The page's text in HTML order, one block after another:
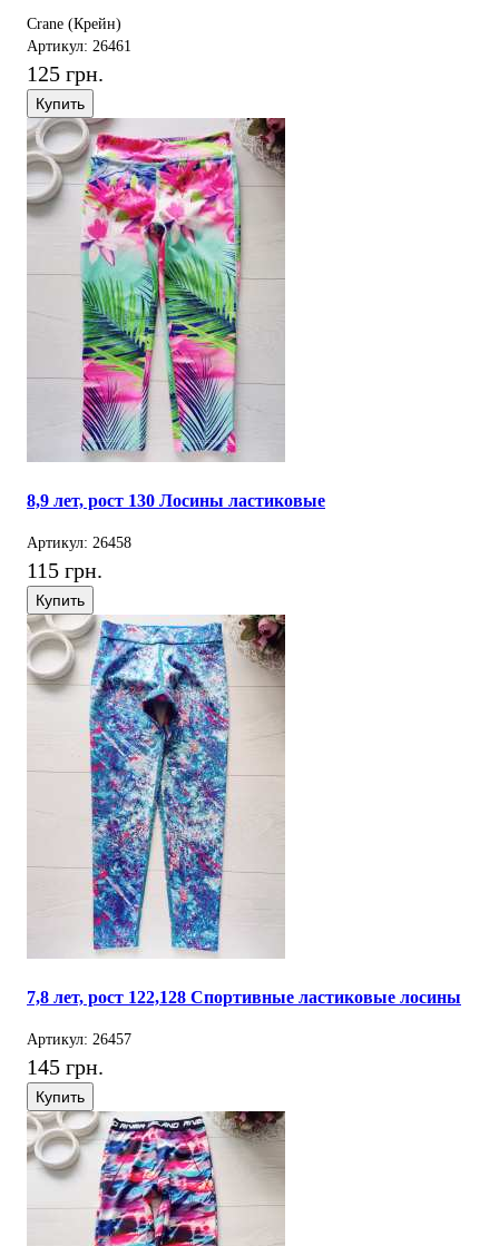
Crane (Крейн)
Артикул: 26461
125 грн.
Купить
8,9 лет, рост 130 Лосины ластиковые
Артикул: 26458
115 грн.
Купить
7,8 лет, рост 122,128 Спортивные ластиковые лосины
Артикул: 26457
145 грн.
Купить